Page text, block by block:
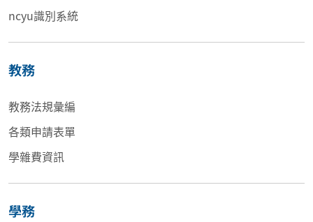
ncyu識別系統
教務
教務法規彙編
各類申請表單
學雜費資訊
學務